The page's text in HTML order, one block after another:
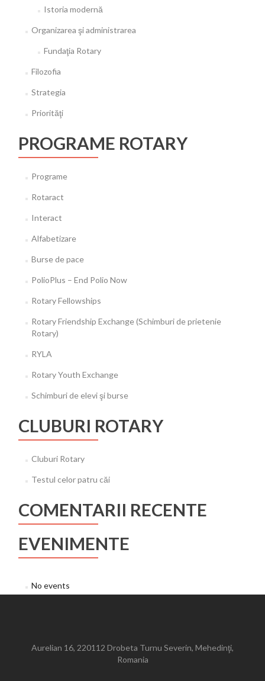
Istoria modernă
Organizarea şi administrarea
Fundaţia Rotary
Filozofia
Strategia
Priorităţi
PROGRAME ROTARY
Programe
Rotaract
Interact
Alfabetizare
Burse de pace
PolioPlus – End Polio Now
Rotary Fellowships
Rotary Friendship Exchange (Schimburi de prietenie
Rotary)
RYLA
Rotary Youth Exchange
Schimburi de elevi şi burse
CLUBURI ROTARY
Cluburi Rotary
Testul celor patru căi
COMENTARII RECENTE
EVENIMENTE
No events
Aurelian 16, 220112 Drobeta Turnu Severin, Mehedinţi,
Romania